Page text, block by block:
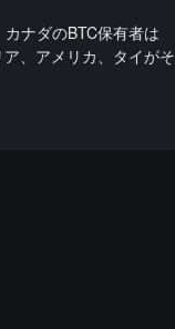
ナダのBTC保有者は
、アメリカ、タイがそ